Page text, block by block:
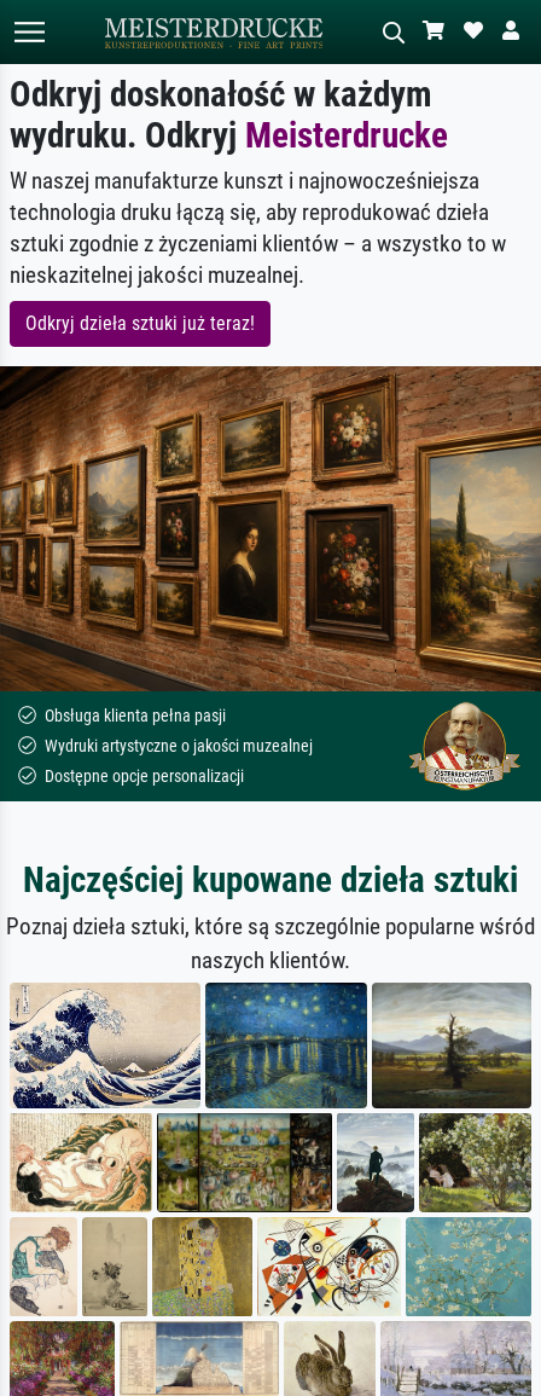
Wyszukiwanie standardowe Wyszukiwanie obrazów AI
Szukaj wg artysty, tytułu lub stylu – np.
Monet, Gwiaździsta noc,
impresjonizm, fala Hokusaia, akt.
Opisz scenę – np. zielona łąka,
abstrakcja z czerwienią, ciemny olej,
stojący akt obok drzewa.
Odkryj doskonałość w każdym
wydruku. Odkryj Meisterdrucke
W naszej manufakturze kunszt i najnowocześniejsza
technologia druku łączą się, aby reprodukować dzieła
sztuki zgodnie z życzeniami klientów – a wszystko to w
nieskazitelnej jakości muzealnej.
Odkryj dzieła sztuki już teraz!
Obsługa klienta pełna pasji
Wydruki artystyczne o jakości muzealnej
Dostępne opcje personalizacji
Najczęściej kupowane dzieła sztuki
Poznaj dzieła sztuki, które są szczególnie popularne wśród
naszych klientów.